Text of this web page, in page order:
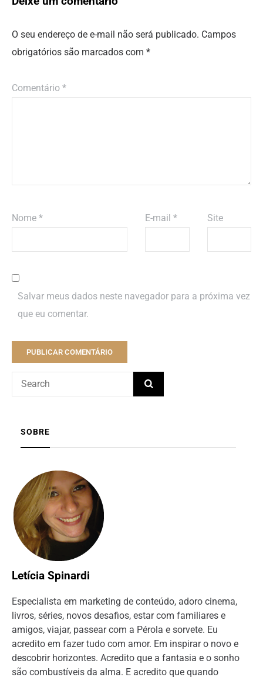
O seu endereço de e-mail não será publicado. Campos
obrigatórios são marcados com *
Comentário *
Nome * E-mail * Site
Salvar meus dados neste navegador para a próxima vez
que eu comentar.
SOBRE
Letícia Spinardi
Especialista em marketing de conteúdo, adoro cinema,
livros, séries, novos desafios, estar com familiares e
amigos, viajar, passear com a Pérola e sorvete. Eu
acredito em fazer tudo com amor. Em inspirar o novo e
descobrir horizontes. Acredito que a fantasia e o sonho
são combustíveis da alma. E acredito que quando